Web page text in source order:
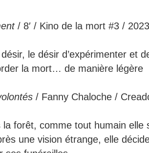
/ 8′ / Kino de la mort #3 /
le désir d’expérimenter et
la mort… de manière légère
/ Fanny Chaloche /
la forêt, comme tout humain elle
une vision étrange, elle